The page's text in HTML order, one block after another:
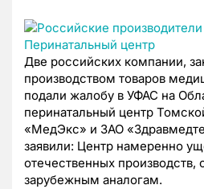
Две российских компании,
производством товаров
подали жалобу в УФАС на
перинатальный центр
«МедЭкс» и ЗАО
заявили: Центр намеренно
отечественных производств,
зарубежным аналогам.